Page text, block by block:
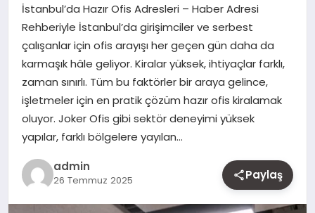
TEKNOLOJI
EĞITIM
MAGAZIN
YAŞAM
OTOMOBIL
İstanbul’da Hazır Ofis Adresleri – Haber Adresi
Rehberiyle İstanbul’da girişimciler ve serbest
çalışanlar için ofis arayışı her geçen gün daha da
karmaşık hâle geliyor. Kiralar yüksek, ihtiyaçlar farklı,
zaman sınırlı. Tüm bu faktörler bir araya gelince,
işletmeler için en pratik çözüm hazır ofis kiralamak
oluyor. Joker Ofis gibi sektör deneyimi yüksek
yapılar, farklı bölgelere yayılan…
admin
26 Temmuz 2025 Paylaş